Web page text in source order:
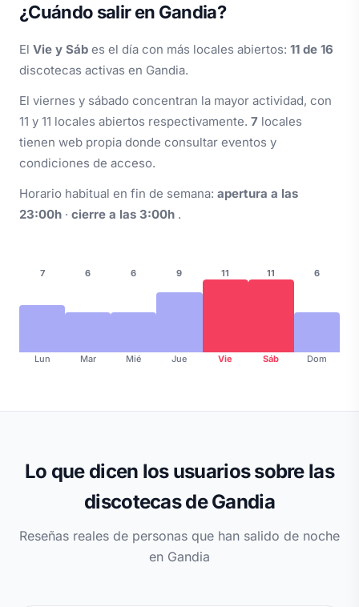
¿Cuándo salir en Gandia?
El Vie y Sáb es el día con más locales abiertos: 11 de 16
discotecas activas en Gandia.
El viernes y sábado concentran la mayor actividad, con
11 y 11 locales abiertos respectivamente. 7 locales
tienen web propia donde consultar eventos y
condiciones de acceso.
Horario habitual en fin de semana: apertura a las
23:00h · cierre a las 3:00h .
7
Lun
6
Mar
6
Mié
9
Jue
11
Vie
11
Sáb
6
Dom
Lo que dicen los usuarios sobre las
discotecas de Gandia
Reseñas reales de personas que han salido de noche
en Gandia